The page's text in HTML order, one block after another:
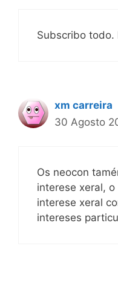
Subscribo todo.
xm carreira
30 Agosto
Os neocon
interese xeral,
interese xeral
intereses